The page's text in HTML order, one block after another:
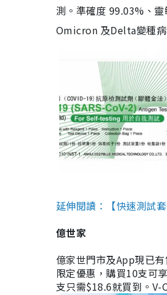
測。準確度 99.03%、
Omicron 及Delta變種病
延伸閱讀：【快速測試
億世家
億家世門市及App現已
限定優惠，購買10支可
支只需$18.6就買到。V-